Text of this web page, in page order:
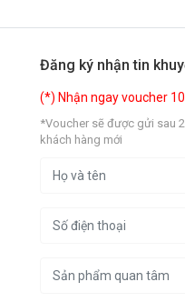
Đăng ký nhận tin
(*) Nhận ngay voucher
*Voucher sẽ được gửi sau
khách hàng mới